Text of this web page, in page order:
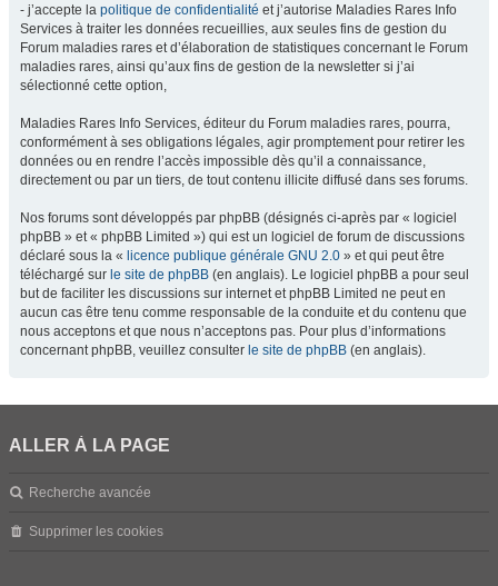
- j’accepte la politique de confidentialité et j’autorise Maladies Rares Info
Services à traiter les données recueillies, aux seules fins de gestion du
Forum maladies rares et d’élaboration de statistiques concernant le Forum
maladies rares, ainsi qu’aux fins de gestion de la newsletter si j’ai
sélectionné cette option,
Maladies Rares Info Services, éditeur du Forum maladies rares, pourra,
conformément à ses obligations légales, agir promptement pour retirer les
données ou en rendre l’accès impossible dès qu’il a connaissance,
directement ou par un tiers, de tout contenu illicite diffusé dans ses forums.
Nos forums sont développés par phpBB (désignés ci-après par « logiciel
phpBB » et « phpBB Limited ») qui est un logiciel de forum de discussions
déclaré sous la « licence publique générale GNU 2.0 » et qui peut être
téléchargé sur le site de phpBB (en anglais). Le logiciel phpBB a pour seul
but de faciliter les discussions sur internet et phpBB Limited ne peut en
aucun cas être tenu comme responsable de la conduite et du contenu que
nous acceptons et que nous n’acceptons pas. Pour plus d’informations
concernant phpBB, veuillez consulter le site de phpBB (en anglais).
ALLER À LA PAGE
Recherche avancée
Supprimer les cookies